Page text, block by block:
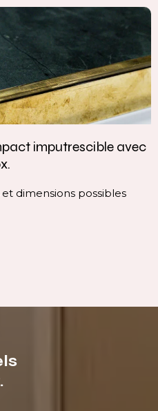
imputrescible avec
dimensions possibles